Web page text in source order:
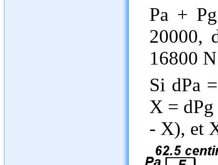
Pa +
20000,
16800 N
Si dPa
X =
- X), et